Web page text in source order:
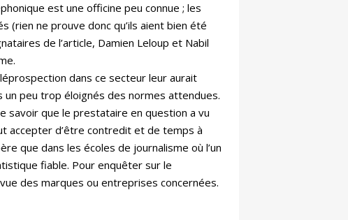
est une officine peu connue ; les
(rien ne prouve donc qu’ils aient bien été
de l’article, Damien Leloup et Nabil
dans ce secteur leur aurait
peu trop éloignés des normes attendues.
savoir que le prestataire en question a vu
accepter d’être contredit et de temps à
que dans les écoles de journalisme où l’un
fiable. Pour enquêter sur le
des marques ou entreprises concernées.